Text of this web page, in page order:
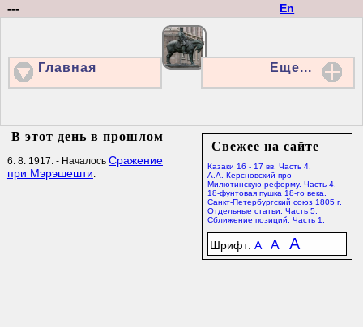
En
---
Главная Еще...
Свежее на сайте
Казаки 16 - 17 вв. Часть 4.
А.А. Керсновский про
Милютинскую реформу. Часть 4.
18-фунтовая пушка 18-го века.
Санкт-Петербургский союз 1805 г.
Отдельные статьи. Часть 5.
Сближение позиций. Часть 1.
Шрифт: A A A
В этот день в прошлом
6. 8. 1917. - Началось Сражение
при Мэрэшешти.